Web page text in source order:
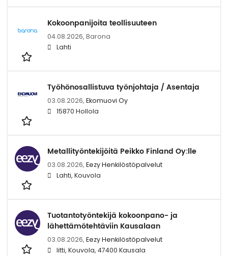
Kokoonpanijoita teollisuuteen
04.08.2026, Barona
Lahti
Työhönosallistuva työnjohtaja / Asentaja
03.08.2026, Ekomuovi Oy
15870 Hollola
Metallityöntekijöitä Peikko Finland Oy:lle
03.08.2026, Eezy Henkilöstöpalvelut
Lahti, Kouvola
Tuotantotyöntekijä kokoonpano- ja
lähettämötehtäviin Kausalaan
03.08.2026, Eezy Henkilöstöpalvelut
Iitti, Kouvola, 47400 Kausala